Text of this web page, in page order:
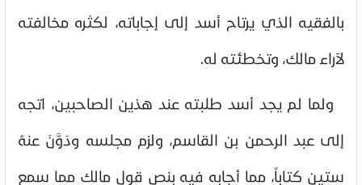
بالفقيه الذي يرتاح أسد إلى إجاباته، لكثره مخالفته
لآراء مالك، وتخطئته له.
ولما لم يجد أسد طلبته عند هذين الصاحبين، اتجه
إلى عبد الرحمن بن القاسم، ولزم مجلسه ودَوَّنَ عنهُ
ستين كتاباً، مما أجابه فيه بنص قول مالك مما سمع